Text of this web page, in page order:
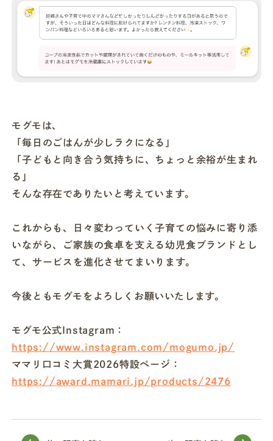
モグモは、
「毎日のごはんが少しラクになる」
「子どもと向き合う気持ちに、ちょっと余裕が生まれ
る」
そんな存在でありたいと考えています。
これからも、日々変わっていく子育ての悩みに寄り添
いながら、ご家族の食卓を支える幼児食ブランドとし
て、サービスを進化させてまいります。
今後ともモグモをよろしくお願いいたします。
モグモ公式Instagram：
https://www.instagram.com/mogumo.jp/
ママリ口コミ大賞2026特設ページ：
https://award.mamari.jp/products/2476